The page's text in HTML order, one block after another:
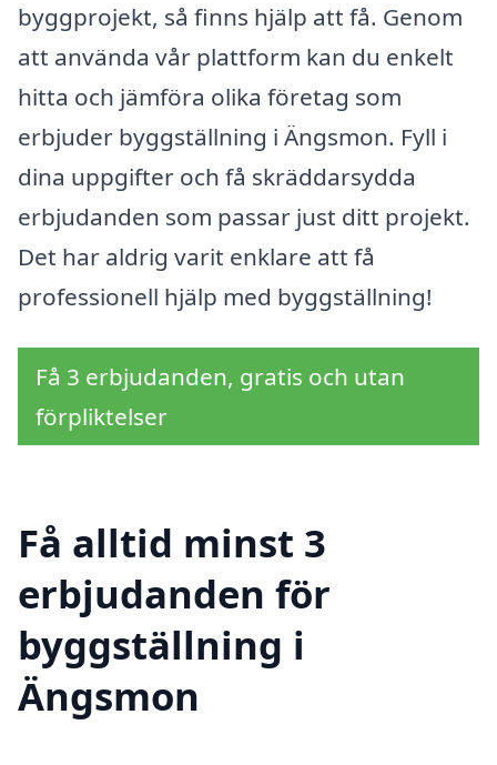
byggprojekt, så finns hjälp att få. Genom
att använda vår plattform kan du enkelt
hitta och jämföra olika företag som
erbjuder byggställning i Ängsmon. Fyll i
dina uppgifter och få skräddarsydda
erbjudanden som passar just ditt projekt.
Det har aldrig varit enklare att få
professionell hjälp med byggställning!
Få 3 erbjudanden, gratis och utan
förpliktelser
Få alltid minst 3
erbjudanden för
byggställning i
Ängsmon